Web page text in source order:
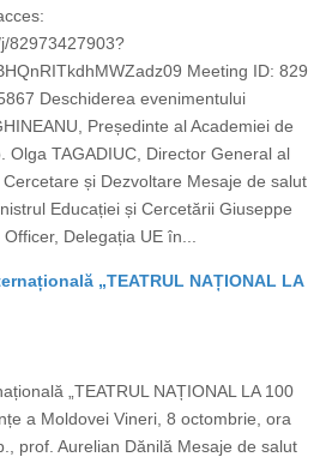
82973427903?
Meeting ID: 829
Deschiderea evenimentului
Președinte al Academiei de
Olga TAGADIUC, Director General al
și Dezvoltare Mesaje de salut
Educației și Cercetării Giuseppe
Delegația UE în...
„TEATRUL NAȚIONAL LA
„TEATRUL NAȚIONAL LA 100
a Moldovei Vineri, 8 octombrie, ora
prof. Aurelian Dănilă Mesaje de salut